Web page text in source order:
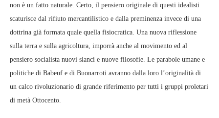
non è un fatto naturale. Certo, il pensiero originale di questi idealisti
scaturisce dal rifiuto mercantilistico e dalla preminenza invece di una
dottrina già formata quale quella fisiocratica. Una nuova riflessione
sulla terra e sulla agricoltura, imporrà anche al movimento ed al
pensiero socialista nuovi slanci e nuove filosofie. Le parabole umane e
politiche di Babeuf e di Buonarroti avranno dalla loro l’originalità di
un calco rivoluzionario di grande riferimento per tutti i gruppi proletari
di metà Ottocento.